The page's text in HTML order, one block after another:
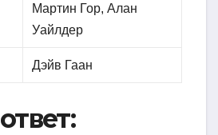
Мартин Гор, Алан
Уайлдер
Дэйв Гаан